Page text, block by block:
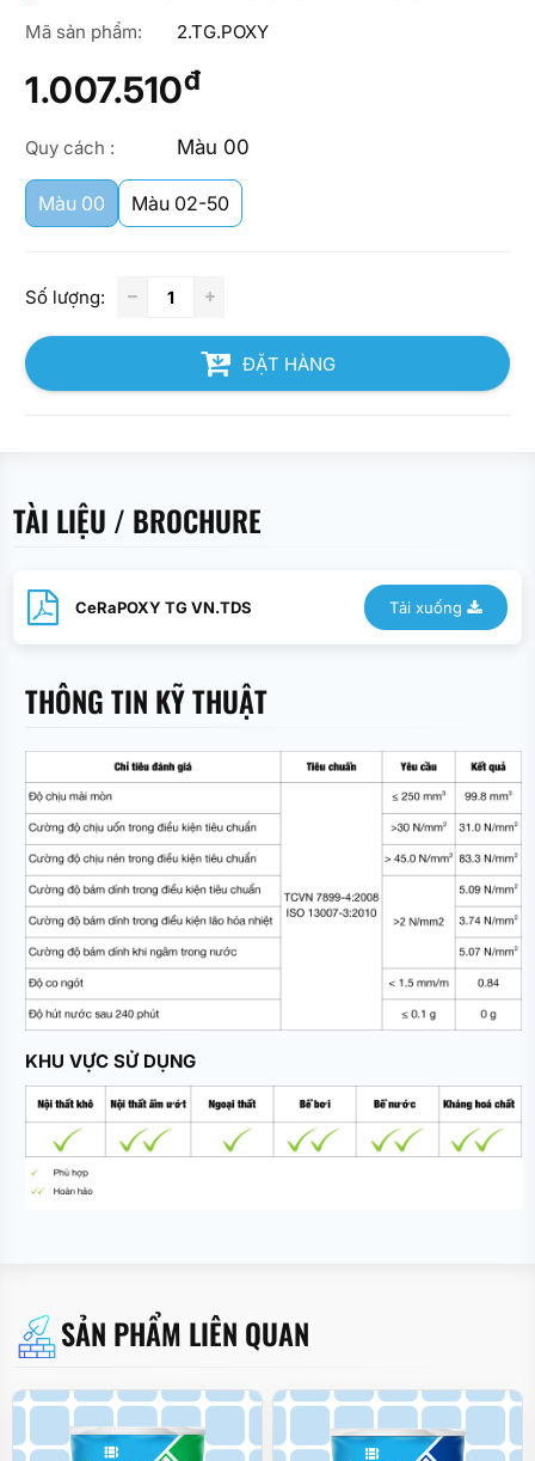
Mã sản phẩm:
2.TG.POXY
1.007.510đ
Quy cách : Màu 00
Màu 00 Màu 02-50
Số lượng:
ĐẶT HÀNG
TÀI LIỆU / BROCHURE
CeRaPOXY TG VN.TDS Tải xuống
THÔNG TIN KỸ THUẬT
KHU VỰC SỬ DỤNG
SẢN PHẨM LIÊN QUAN